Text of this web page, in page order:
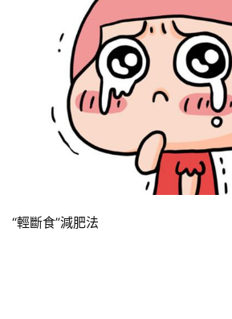
“輕斷食”減肥法